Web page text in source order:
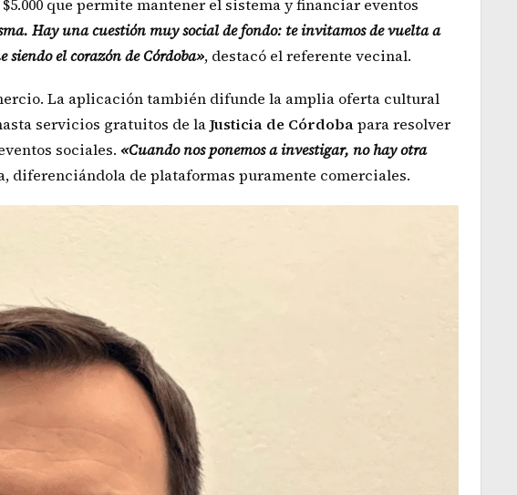
que permite mantener el sistema y financiar eventos
Hay una cuestión muy social de fondo: te invitamos de vuelta a
el corazón de Córdoba», destacó el referente vecinal.
La aplicación también difunde la amplia oferta cultural
servicios gratuitos de laJusticia de Córdobapara resolver
sociales. «Cuando nos ponemos a investigar, no hay otra
diferenciándola de plataformas puramente comerciales.